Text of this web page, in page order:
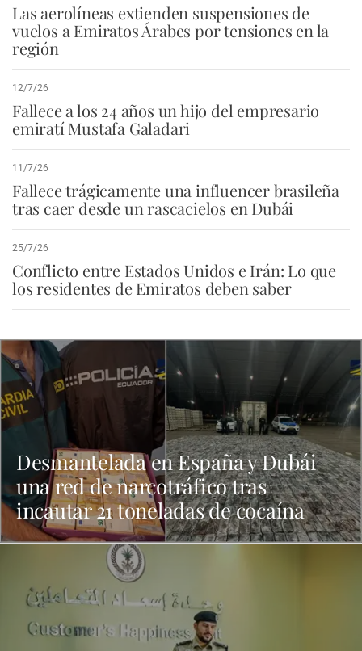
Las aerolíneas extienden suspensiones de
vuelos a Emiratos Árabes por tensiones en la
región
12/7/26
Fallece a los 24 años un hijo del empresario
emiratí Mustafa Galadari
11/7/26
Fallece trágicamente una influencer brasileña
tras caer desde un rascacielos en Dubái
25/7/26
Conflicto entre Estados Unidos e Irán: Lo que
los residentes de Emiratos deben saber
Desmantelada en España y Dubái
una red de narcotráfico tras
incautar 21 toneladas de cocaína